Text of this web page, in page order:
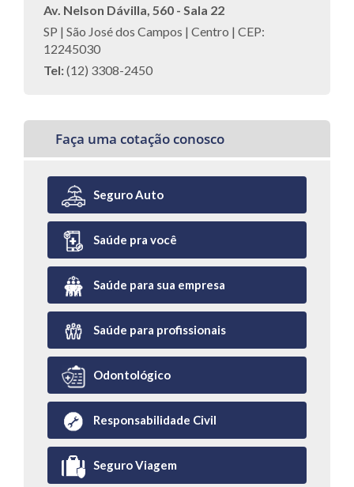
Av. Nelson Dávilla, 560 - Sala 22
SP | São José dos Campos | Centro | CEP:
12245030
Tel:(12) 3308-2450
Faça uma cotação conosco
Seguro Auto
Saúde pra você
Saúde para sua empresa
Saúde para profissionais
Odontológico
Responsabilidade Civil
Seguro Viagem